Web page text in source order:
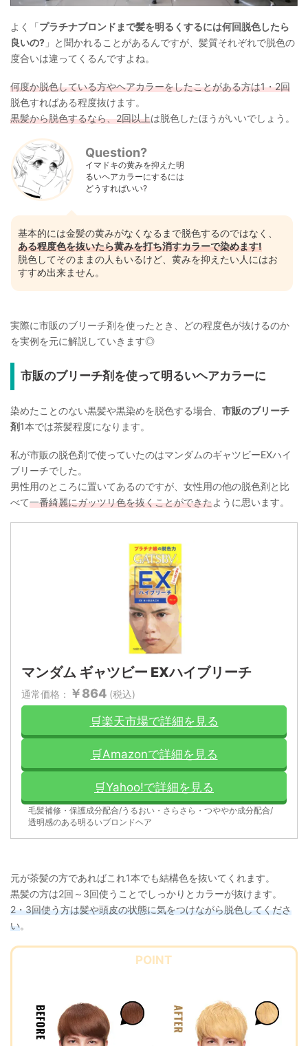
よく「プラチナブロンドまで髪を明るくするには何回脱色したら
良いの? 」と聞かれることがあるんですが、髪質それぞれで脱色の
度合いは違ってくるんですよね。
何度か脱色している方やヘアカラーをしたことがある方は1・2回
脱色すればある程度抜けます。
黒髪から脱色するなら、2回以上は脱色したほうがいいでしょう。
Question?
イマドキの黄みを抑えた明
るいヘアカラーにするには
どうすればいい?
基本的には金髪の黄みがなくなるまで脱色するのではなく、
ある程度色を抜いたら黄みを打ち消すカラーで染めます!
脱色してそのままの人もいるけど、黄みを抑えたい人にはお
すすめ出来ません。
実際に市販のブリーチ剤を使ったとき、どの程度色が抜けるのか
を実例を元に解説していきます◎
市販のブリーチ剤を使って明るいヘアカラーに
染めたことのない黒髪や黒染めを脱色する場合、 市販のブリーチ
剤1本では茶髪程度になります。
私が市販の脱色剤で使っていたのはマンダムのギャツビーEXハイ
ブリーチでした。
男性用のところに置いてあるのですが、女性用の他の脱色剤と比
べて一番綺麗にガッツリ色を抜くことができたように思います。
マンダム ギャツビー EXハイブリーチ
通常価格： ￥864 (税込)
🛒楽天市場で詳細を見る
🛒Amazonで詳細を見る
🛒Yahoo!で詳細を見る
毛髪補修・保護成分配合/うるおい・さらさら・つややか成分配合/
透明感のある明るいブロンドヘア
元が茶髪の方であればこれ1本でも結構色を抜いてくれます。
黒髪の方は2回～3回使うことでしっかりとカラーが抜けます。
2・3回使う方は髪や頭皮の状態に気をつけながら脱色してくださ
い。